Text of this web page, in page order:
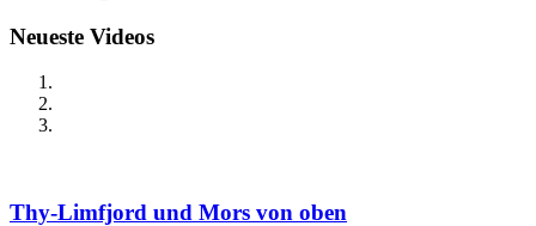
Neueste Videos
Thy-Limfjord und Mors von oben